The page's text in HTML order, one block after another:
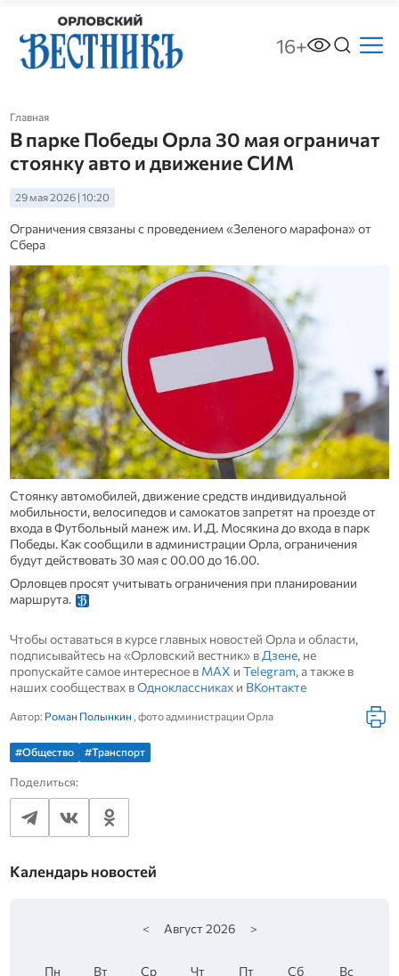
16+
Главная
В парке Победы Орла 30 мая ограничат
стоянку авто и движение СИМ
29 мая 2026 | 10:20
Ограничения связаны с проведением «Зеленого марафона» от
Сбера
Стоянку автомобилей, движение средств индивидуальной
мобильности, велосипедов и самокатов запретят на проезде от
входа в Футбольный манеж им. И.Д. Мосякина до входа в парк
Победы. Как сообщили в администрации Орла, ограничения
будут действовать 30 мая с 00.00 до 16.00.
Орловцев просят учитывать ограничения при планировании
маршрута.
Чтобы оставаться в курсе главных новостей Орла и области,
подписывайтесь на «Орловский вестник» в Дзене, не
пропускайте самое интересное в MAX и Telegram, а также в
наших сообществах вОдноклассникахи ВКонтакте
Автор: Роман Полынкин , фото администрации Орла
#Общество #Транспорт
Поделиться:
Календарь новостей
< Август 2026 >
Пн Вт Ср Чт Пт Сб
Вс